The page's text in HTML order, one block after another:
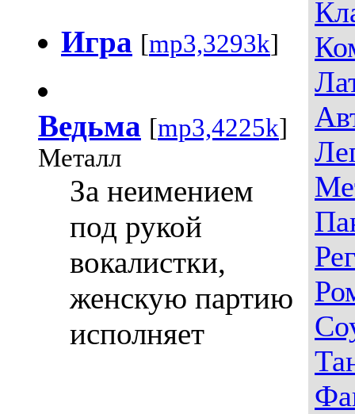
Игра [mp3,3293k]
Ведьма [mp3,4225k]
Металл
За неимением
под рукой
вокалистки,
женскую партию
исполняет